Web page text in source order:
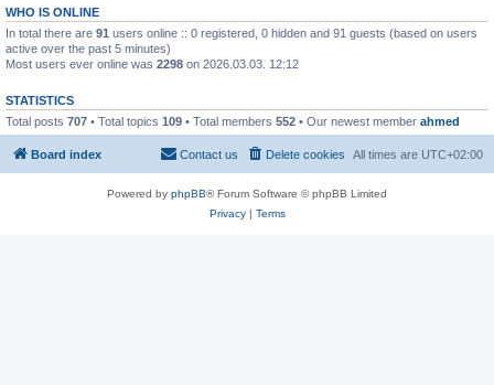
WHO IS ONLINE
In total there are 91 users online :: 0 registered, 0 hidden and 91 guests (based on users
active over the past 5 minutes)
Most users ever online was 2298 on 2026.03.03. 12:12
STATISTICS
Total posts 707 • Total topics 109 • Total members 552 • Our newest member ahmed
Board index All times are UTC+02:00
Delete cookies
Contact us
Powered by phpBB® Forum Software © phpBB Limited
Privacy| Terms